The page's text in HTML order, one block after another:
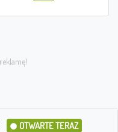
OTWARTE TERAZ